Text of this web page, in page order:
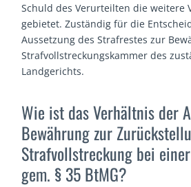
Schuld des Verurteilten die weitere
gebietet. Zuständig für die
Aussetzung des Strafrestes zur
Strafvollstreckungskammer des
Landgerichts.
Wie ist das Verhältnis der
Bewährung zur
Strafvollstreckung bei
gem. § 35 BtMG?